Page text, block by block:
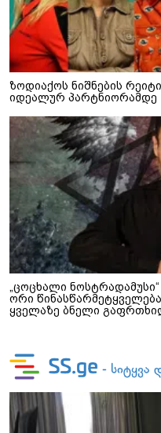
ზოდიაქოს ნიშნების
იდეალურ პარტნიორამდე
„ცოცხალი
ორი
ყველაზე ბნელი